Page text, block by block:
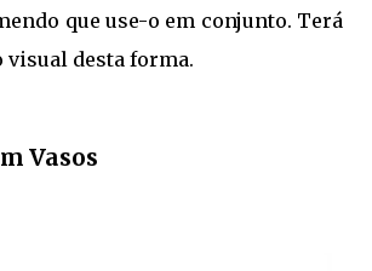
que use-o em conjunto. Terá
desta forma.
Vasos